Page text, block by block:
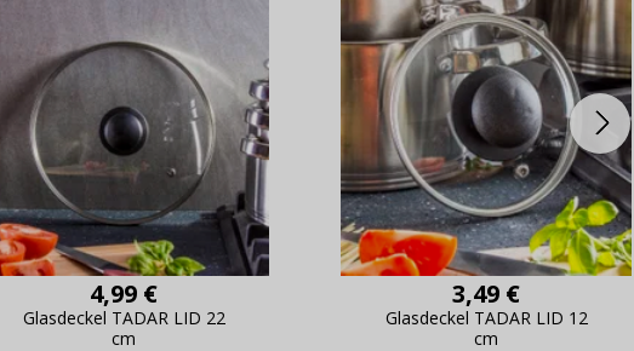
4,99 €
Glasdeckel TADAR LID 22
cm
3,49 €
Glasdeckel TADAR LID 12
cm